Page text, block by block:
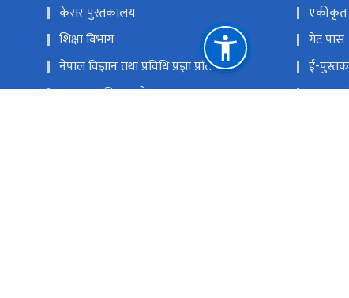
केसर पुस्तकालय
एकीकृत
शिक्षा विभाग
गेट पास
नेपाल विज्ञान तथा प्रविधि प्रज्ञा प्रतिष्ठान
ई-
पाठ्यक्रम विकास केन्द्र